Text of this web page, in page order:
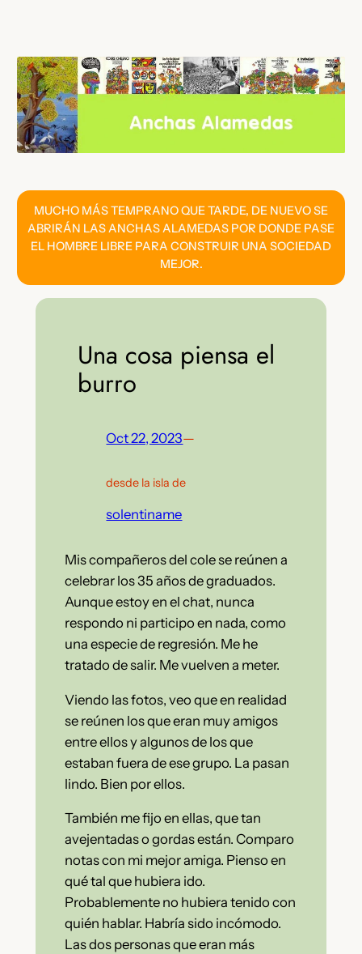
contenido
MUCHO MÁS TEMPRANO QUE TARDE, DE NUEVO SE
ABRIRÁN LAS ANCHAS ALAMEDAS POR DONDE PASE
EL HOMBRE LIBRE PARA CONSTRUIR UNA SOCIEDAD
MEJOR.
Una cosa piensa el
burro
Oct 22, 2023—
desde la isla de
solentiname
Mis compañeros del cole se reúnen a
celebrar los 35 años de graduados.
Aunque estoy en el chat, nunca
respondo ni participo en nada, como
una especie de regresión. Me he
tratado de salir. Me vuelven a meter.
Viendo las fotos, veo que en realidad
se reúnen los que eran muy amigos
entre ellos y algunos de los que
estaban fuera de ese grupo. La pasan
lindo. Bien por ellos.
También me fijo en ellas, que tan
avejentadas o gordas están. Comparo
notas con mi mejor amiga. Pienso en
qué tal que hubiera ido.
Probablemente no hubiera tenido con
quién hablar. Habría sido incómodo.
Las dos personas que eran más